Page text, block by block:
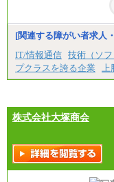
下記は
記を再
（1）【
0円（大
（2）【
[関連する障がい者求人
IT/情報通信 技術（ソ
プクラスを誇る企業
株式会社大塚商会